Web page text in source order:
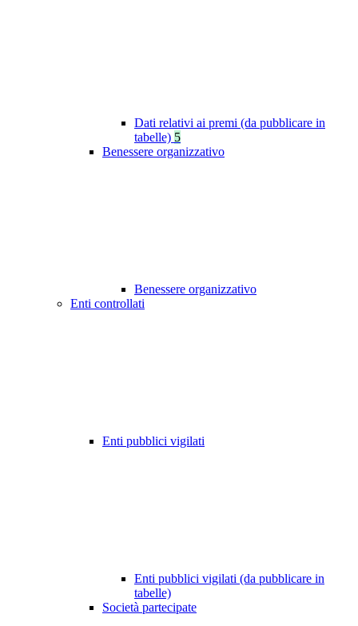
Dati relativi ai premi (da pubblicare in
tabelle) 5
Benessere organizzativo
Benessere organizzativo
Enti controllati
Enti pubblici vigilati
Enti pubblici vigilati (da pubblicare in
tabelle)
Società partecipate